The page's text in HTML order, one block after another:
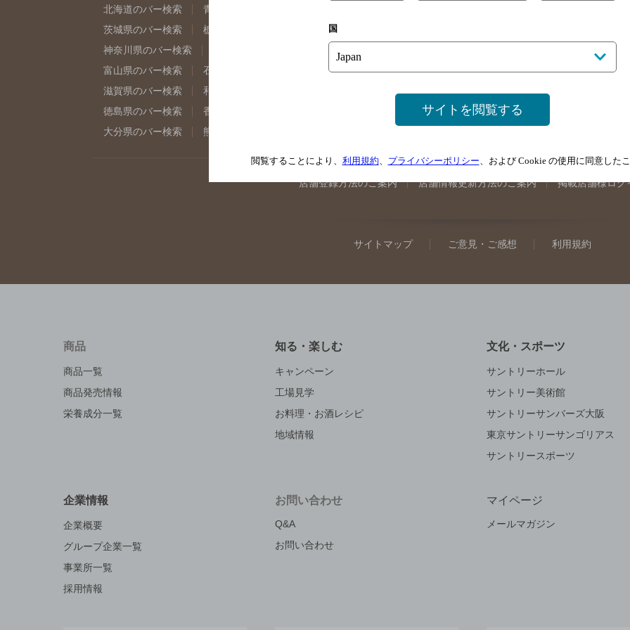
北海道のバー検索 青森県のバー検索
茨城県のバー検索
栃木県のバー検索 群馬県のバー検索
神奈川県のバー検索
埼玉県のバー検索
富山県のバー検索
石川県のバー検索 福井県のバー検索 大阪府のバー検索 京都府のバー検索
兵庫
滋賀県のバー検索
和歌山県のバー検索 岡山県のバー検索 山口県のバー検索
徳島県のバー検索
香川県のバー検索 高知県のバー検索 福岡県のバー検索
大分県のバー検索
熊本県のバー検索
店舗登録方法のご案内 店舗情報更新方法のご案内 掲載店舗様ログ
サイトマップ ご意見・ご感想 利用規約
商品
商品一覧
商品発売情報
栄養成分一覧
知る・楽しむ
キャンペーン
工場見学
お料理・お酒レシピ
地域情報
文化・スポーツ
サントリーホール
サントリー美術館
サントリーサンバーズ大阪
東京サントリーサンゴリアス
サントリースポーツ
企業情報
企業概要
グループ企業一覧
事業所一覧
採用情報
お問い合わせ
Q&A
お問い合わせ
マイページ
メールマガジン
国
サイトを閲覧する
閲覧することにより、 利用規約、 プライバシーポリシー、および Cookie の使用に同意した